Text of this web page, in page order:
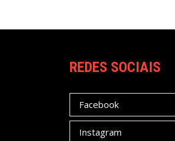
REDES SOCIAIS
Facebook
Instagram